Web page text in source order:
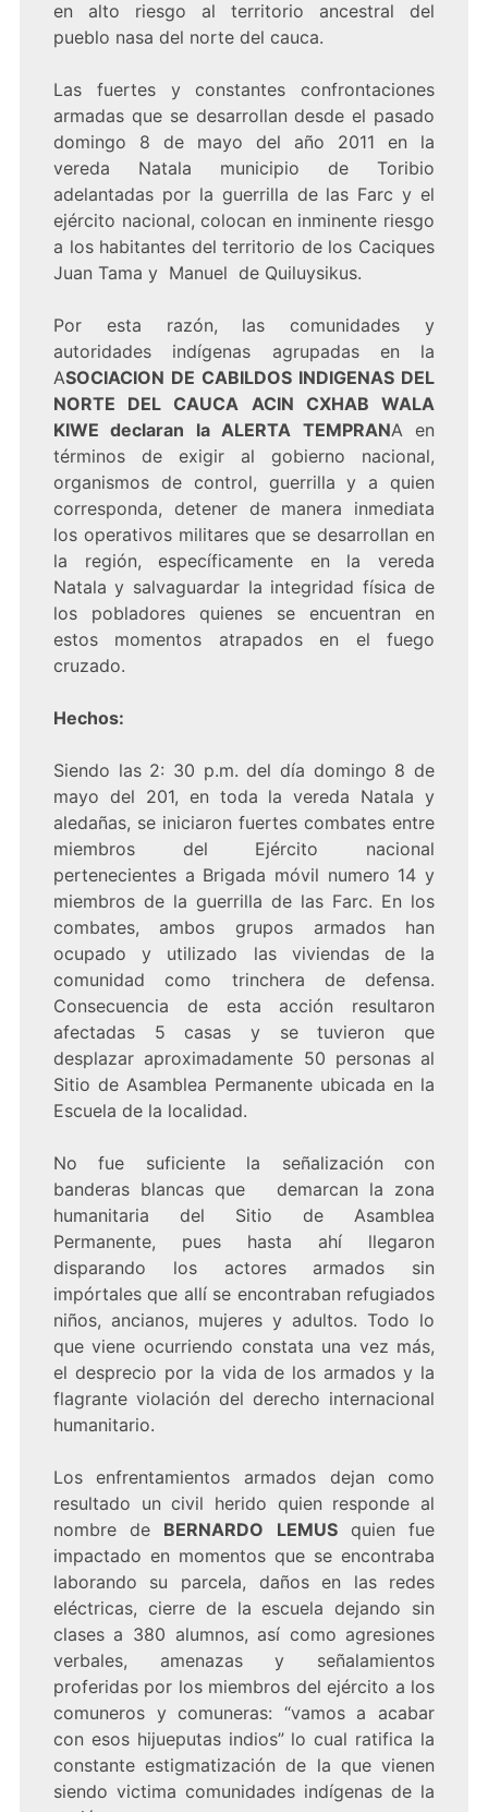
en alto riesgo al territorio ancestral del
pueblo nasa del norte del cauca.
Las fuertes y constantes confrontaciones
armadas que se desarrollan desde el pasado
domingo 8 de mayo del año 2011 en la
vereda Natala municipio de Toribio
adelantadas por la guerrilla de las Farc y el
ejército nacional, colocan en inminente riesgo
a los habitantes del territorio de los Caciques
Juan Tama y Manuel de Quiluysikus.
Por esta razón, las comunidades y
autoridades indígenas agrupadas en la
ASOCIACION DE CABILDOS INDIGENAS DEL
NORTE DEL CAUCA ACIN CXHAB WALA
KIWE declaran la ALERTA TEMPRANA en
términos de exigir al gobierno nacional,
organismos de control, guerrilla y a quien
corresponda, detener de manera inmediata
los operativos militares que se desarrollan en
la región, específicamente en la vereda
Natala y salvaguardar la integridad física de
los pobladores quienes se encuentran en
estos momentos atrapados en el fuego
cruzado.
Hechos:
Siendo las 2: 30 p.m. del día domingo 8 de
mayo del 201, en toda la vereda Natala y
aledañas, se iniciaron fuertes combates entre
miembros del Ejército nacional
pertenecientes a Brigada móvil numero 14 y
miembros de la guerrilla de las Farc. En los
combates, ambos grupos armados han
ocupado y utilizado las viviendas de la
comunidad como trinchera de defensa.
Consecuencia de esta acción resultaron
afectadas 5 casas y se tuvieron que
desplazar aproximadamente 50 personas al
Sitio de Asamblea Permanente ubicada en la
Escuela de la localidad.
No fue suficiente la señalización con
banderas blancas que demarcan la zona
humanitaria del Sitio de Asamblea
Permanente, pues hasta ahí llegaron
disparando los actores armados sin
impórtales que allí se encontraban refugiados
niños, ancianos, mujeres y adultos. Todo lo
que viene ocurriendo constata una vez más,
el desprecio por la vida de los armados y la
flagrante violación del derecho internacional
humanitario.
Los enfrentamientos armados dejan como
resultado un civil herido quien responde al
nombre de BERNARDO LEMUSquien fue
impactado en momentos que se encontraba
laborando su parcela, daños en las redes
eléctricas, cierre de la escuela dejando sin
clases a 380 alumnos, así como agresiones
verbales, amenazas y señalamientos
proferidas por los miembros del ejército a los
comuneros y comuneras: “vamos a acabar
con esos hijueputas indios” lo cual ratifica la
constante estigmatización de la que vienen
siendo victima comunidades indígenas de la